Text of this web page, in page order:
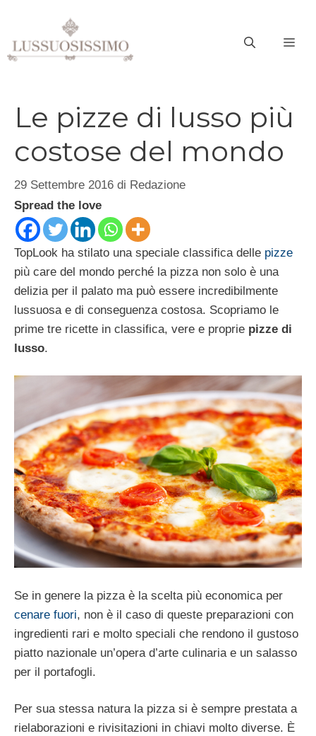
contenuto
Le pizze di lusso più
costose del mondo
29 Settembre 2016 di Redazione
Spread the love
TopLook ha stilato una speciale classifica delle pizze
più care del mondo perché la pizza non solo è una
delizia per il palato ma può essere incredibilmente
lussuosa e di conseguenza costosa. Scopriamo le
prime tre ricette in classifica, vere e proprie pizze di
lusso.
Se in genere la pizza è la scelta più economica per
cenare fuori, non è il caso di queste preparazioni con
ingredienti rari e molto speciali che rendono il gustoso
piatto nazionale un’opera d’arte culinaria e un salasso
per il portafogli.
Per sua stessa natura la pizza si è sempre prestata a
rielaborazioni e rivisitazioni in chiavi molto diverse. È